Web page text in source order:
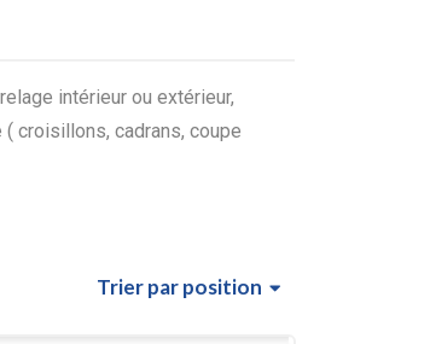
intérieur ou extérieur,
croisillons, cadrans, coupe
Trierpar position